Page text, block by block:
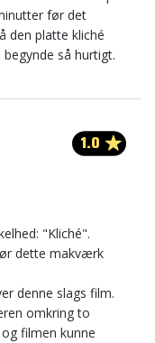
før det
den platte kliché
så hurtigt.
1.0
"Kliché".
dette makværk
denne slags film.
omkring to
filmen kunne